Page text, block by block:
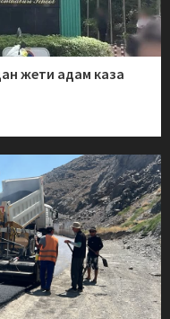
жети адам каза